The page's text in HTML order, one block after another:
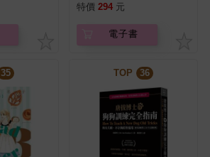
特價 294 元
電子書
35 TOP 36